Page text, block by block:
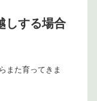
しする場合
また育ってきま